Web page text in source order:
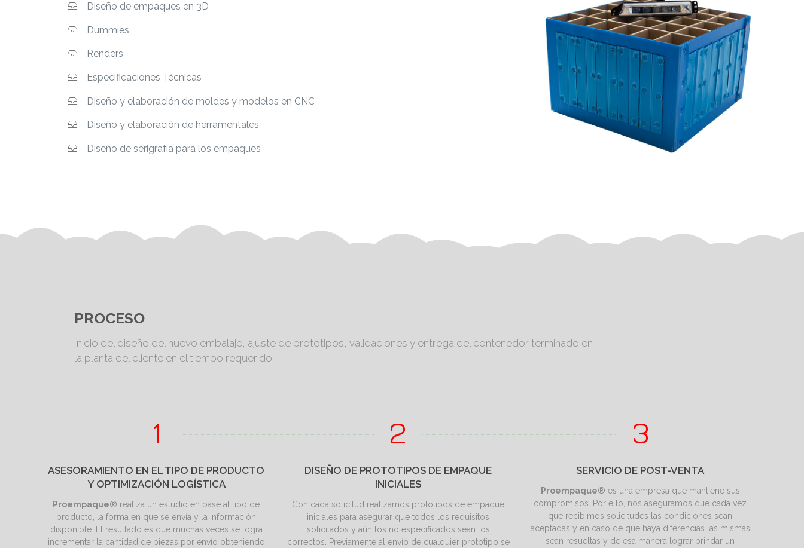
Diseño de empaques en 3D
Dummies
Renders
Especificaciones Técnicas
Diseño y elaboración de moldes y modelos en CNC
Diseño y elaboración de herramentales
Diseño de serigrafía para los empaques
PROCESO
Inicio del diseño del nuevo embalaje, ajuste de prototipos, validaciones y entrega del contenedor terminado en
la planta del cliente en el tiempo requerido.
ASESORAMIENTO EN EL TIPO DE PRODUCTO
Y OPTIMIZACIÓN LOGÍSTICA
Proempaque® realiza un estudio en base al tipo de
producto, la forma en que se envía y la información
disponible. El resultado es que muchas veces se logra
incrementar la cantidad de piezas por envío obteniendo
DISEÑO DE PROTOTIPOS DE EMPAQUE
INICIALES
Con cada solicitud realizamos prototipos de empaque
iniciales para asegurar que todos los requisitos
solicitados y aún los no especificados sean los
correctos. Previamente al envío de cualquier prototipo se
SERVICIO DE POST-VENTA
Proempaque® es una empresa que mantiene sus
compromisos. Por ello, nos aseguramos que cada vez
que recibimos solicitudes las condiciones sean
aceptadas y en caso de que haya diferencias las mismas
sean resueltas y de esa manera lograr brindar un